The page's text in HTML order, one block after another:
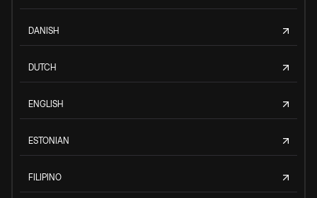
DANISH
DUTCH
ENGLISH
ESTONIAN
FILIPINO